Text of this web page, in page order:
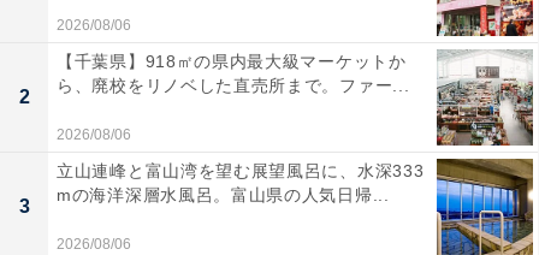
2026/08/06
2
【千葉県】918㎡の県内最大級マーケットか
ら、廃校をリノベした直売所まで。ファー...
2026/08/06
3
立山連峰と富山湾を望む展望風呂に、水深333
mの海洋深層水風呂。富山県の人気日帰...
2026/08/06